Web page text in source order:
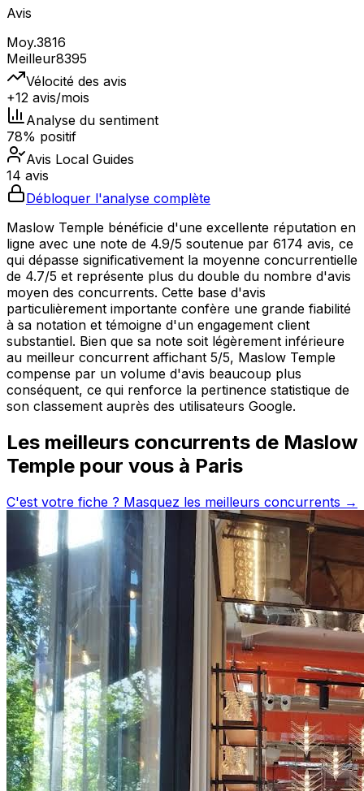
Avis
Moy.3816
Meilleur8395
Vélocité des avis
+12 avis/mois
Analyse du sentiment
78% positif
Avis Local Guides
14 avis
Débloquer l'analyse complète
Maslow Temple bénéficie d'une excellente réputation en
ligne avec une note de 4.9/5 soutenue par 6174 avis, ce
qui dépasse significativement la moyenne concurrentielle
de 4.7/5 et représente plus du double du nombre d'avis
moyen des concurrents. Cette base d'avis
particulièrement importante confère une grande fiabilité
à sa notation et témoigne d'un engagement client
substantiel. Bien que sa note soit légèrement inférieure
au meilleur concurrent affichant 5/5, Maslow Temple
compense par un volume d'avis beaucoup plus
conséquent, ce qui renforce la pertinence statistique de
son classement auprès des utilisateurs Google.
Les meilleurs concurrents de Maslow
Temple pour vous à Paris
C'est votre fiche ? Masquez les meilleurs concurrents →